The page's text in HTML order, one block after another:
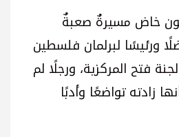
خاض مسيرةٌ صعبةٌ
ورئيسًا لبرلمان فلسطين
فتح المركزية، ورجلًا لم
زادته تواضعًا وأدبًا